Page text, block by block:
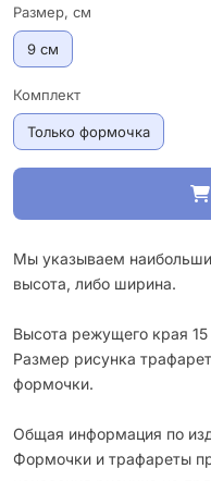
Размер, см
9 см
Комплект
Только формочка
Мы указываем
высота, либо ширина.
Высота режущего края
Размер рисунка
формочки.
Общая информация по
Формочки и трафареты